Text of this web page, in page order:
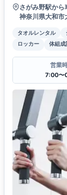
さがみ野駅から
神奈川県大和
タオルレンタル
ロッカー
体組成
営業
7:00〜